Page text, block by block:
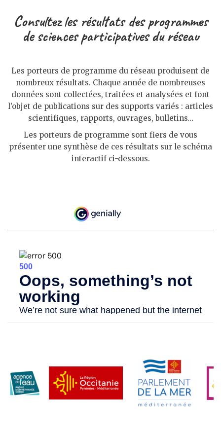
Consultez les résultats des programmes
de sciences participatives du réseau
Les porteurs de programme du réseau produisent de
nombreux résultats. Chaque année de nombreuses
données sont collectées, traitées et analysées et font
l’objet de publications sur des supports variés : articles
scientifiques, rapports, ouvrages, bulletins…
Les porteurs de programme sont fiers de vous
présenter une synthèse de ces résultats sur le schéma
interactif ci-dessous.